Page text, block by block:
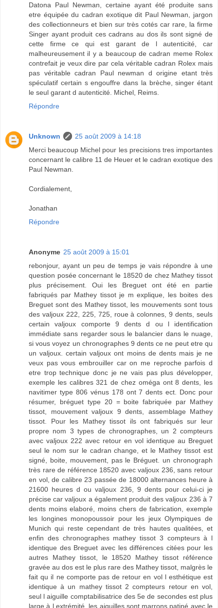
Datona Paul Newman, certaine ayant été produite sans
etre équipée du cadran exotique dit Paul Newman, jargon
des collectionneurs et bien sur très cotés car rare, la firme
Singer ayant produit ces cadrans au dos ils sont signé de
cette firme ce qui est garant de l autenticité, car
malheureusement il y a beaucoup de cadran meme Rolex
contrefait je veux dire par cela véritable cadran Rolex mais
pas véritable cadran Paul newman d origine etant très
spéculatif certain s engouffre dans la brèche, singer étant
le seul garant d autenticité. Michel, Reims.
Répondre
Unknown
25 août 2009 à 14:18
Merci beaucoup Michel pour les precisions tres importantes
concernant le calibre 11 de Heuer et le cadran exotique des
Paul Newman.
Cordialement,
Jonathan
Répondre
Anonyme 25 août 2009 à 15:01
rebonjour, ayant un peu de temps je vais répondre à une
question posée concernant le 18520 de chez Mathey tissot
plus précisement. Oui les Breguet ont été en partie
fabriqués par Mathey tissot je m explique, les boites des
Breguet sont des Mathey tissot, les mouvements sont tous
des valjoux 222, 225, 725, roue à colonnes, 9 dents, seuls
certain valjoux comporte 9 dents d ou l identification
immédiate sans regarder sous le balancier dans le nuage,
si vous voyez un chronographes 9 dents ce ne peut etre qu
un valjoux. certain valjoux ont moins de dents mais je ne
veux pas vous embrouiller car on me reproche parfois d
etre trop technique donc je ne vais pas plus développer,
exemple les calibres 321 de chez oméga ont 8 dents, les
navitimer type 806 vénus 178 ont 7 dents ect. Donc pour
résumer, bréguet type 20 = boite fabriquée par Mathey
tissot, mouvement valjoux 9 dents, assemblage Mathey
tissot. Pour les Mathey tissot ils ont fabriqués sur leur
propre nom 3 types de chronographes, un 2 compteurs
avec valjoux 222 avec retour en vol identique au Breguet
seul le nom sur le cadran change, et le Mathey tissot est
signé, boite, mouvement, pas le Bréguet. un chronograph
très rare de référence 18520 avec valjoux 236, sans retour
en vol, de calibre 23 passée de 18000 alternances heure à
21600 heures d ou valjoux 236, 9 dents pour celui-ci je
précise car valjoux a également produit des valjoux 236 à 7
dents moins elaboré, moins chers de fabrication, exemple
les longines monopoussoir pour les jeux Olympiques de
Munich qui reste cependant de très hautes qualitées, et
enfin des chronographes mathey tissot 3 compteurs à l
identique des Breguet avec les différences citées pour les
autres Mathey tissot, le 18520 Mathey tissot référence
gravée au dos est le plus rare des Mathey tissot, malgrès le
fait qu il ne comporte pas de retour en vol l esthétique est
identique à un mathey tissot 2 compteurs retour en vol,
seul l aiguille comptabilisatrice des 5e de secondes est plus
large à l extrémité, les aiguilles sont marrons patiné avec le